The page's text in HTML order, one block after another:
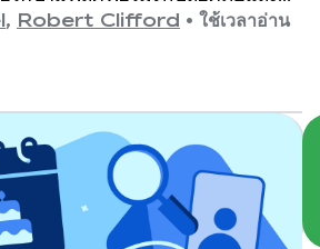
ารนำเสนอเครื่องมือและฟีเจอร์การ
ประสิทธิภาพ เช่น Credential
, Robert Clifford • ใช้เวลาอ่าน